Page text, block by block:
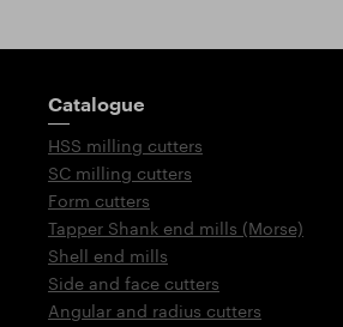
Guidepost
Catalogue
HSS milling cutters
SC milling cutters
Form cutters
Tapper Shank end mills (Morse)
Shell end mills
Side and face cutters
Angular and radius cutters